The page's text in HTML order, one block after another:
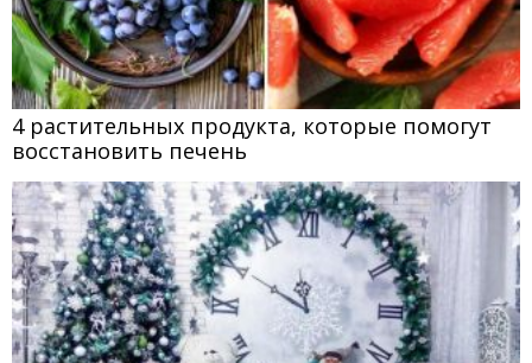
4 растительных продукта, которые помогут
восстановить печень